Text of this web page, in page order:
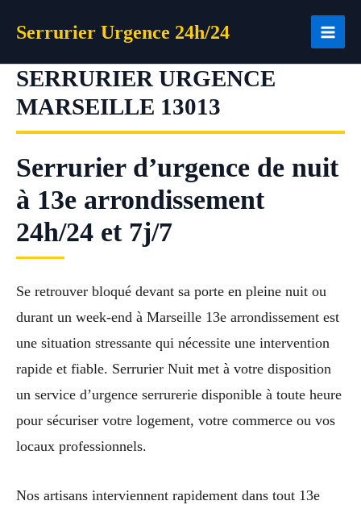
Serrurier Urgence 24h/24
SERRURIER URGENCE
MARSEILLE 13013
Serrurier d’urgence de nuit
à 13e arrondissement
24h/24 et 7j/7
Se retrouver bloqué devant sa porte en pleine nuit ou
durant un week-end à Marseille 13e arrondissement est
une situation stressante qui nécessite une intervention
rapide et fiable. Serrurier Nuit met à votre disposition
un service d’urgence serrurerie disponible à toute heure
pour sécuriser votre logement, votre commerce ou vos
locaux professionnels.
Nos artisans interviennent rapidement dans tout 13e